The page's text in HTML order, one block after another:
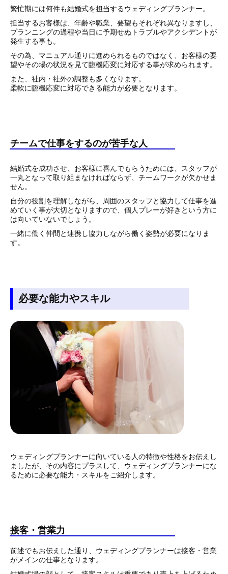
繁忙期には何件も結婚式を担当するウェディングプランナー。
担当するお客様は、年齢や職業、要望もそれぞれ異なりますし、
プランニングの過程や当日に予期せぬトラブルやアクシデントが
発生する事も。
その為、マニュアル通りに進められるものではなく、お客様の要
望やその場の状況を見て臨機応変に対応する事が求められます。
また、社内・社外の調整も多くなります。
柔軟に臨機応変に対応できる能力が必要となります。
チームで仕事をするのが苦手な人
結婚式を成功させ、お客様に喜んでもらうためには、スタッフが
一丸となって取り組まなければならず、チームワークが欠かせま
せん。
自分の役割を理解しながら、周囲のスタッフと協力して仕事を進
めていく事が大切となりますので、個人プレーが好きという方に
は向いていないでしょう。
一緒に働く仲間と連携し協力しながら働く姿勢が必要になりま
す。
必要な能力やスキル
ウェディングプランナーに向いている人の特徴や性格をお伝えし
ましたが、その内容にプラスして、ウェディングプランナーにな
るために必要な能力・スキルをご紹介します。
接客・営業力
前述でもお伝えした通り、ウェディングプランナーは接客・営業
がメインの仕事となります。